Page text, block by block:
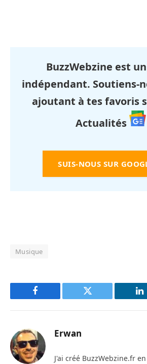
BuzzWebzine est
indépendant. Soutiens-
ajoutant à tes favoris
Actualités
SUIS-NOUS SUR
Musique
Facebook Twitter
Erwan
J'ai créé BuzzWebzine.fr